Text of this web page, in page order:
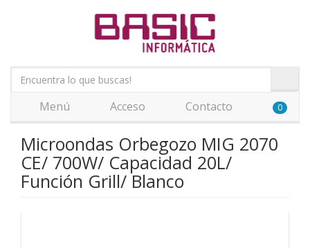
Menú Acceso Contacto 0
Microondas Orbegozo MIG 2070
CE/ 700W/ Capacidad 20L/
Función Grill/ Blanco